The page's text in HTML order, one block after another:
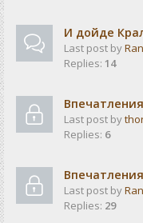
И дойде
Last post by
Replies: 14
Last post by
Replies: 6
Last post by
Replies: 29